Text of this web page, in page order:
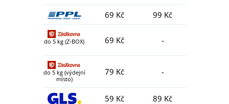
69 Kč
99 Kč
do 5 kg (Z-BOX) 69 Kč -
do 5 kg (výdejní
místo)
79 Kč -
59 Kč 89 Kč